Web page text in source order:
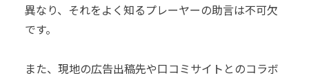
異なり、それをよく知るプレーヤーの助言は不可欠
です。
また、現地の広告出稿先や口コミサイトとのコラボ